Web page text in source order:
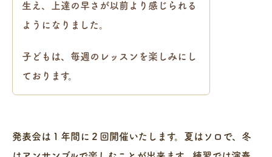
生え、上達の早さが以前より感じられる
ようになりました。
子どもは、毎週のレッスンを楽しみにし
ております。
発表会は１年間に２回開催いたします。夏はソロで、冬